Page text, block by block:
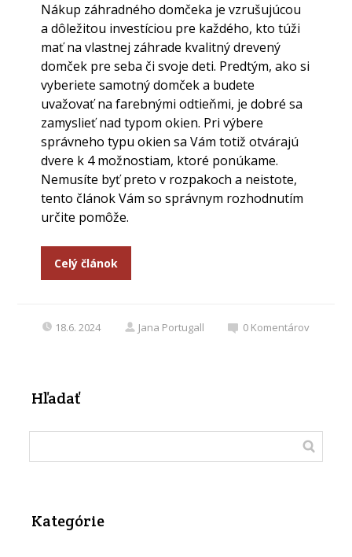
Nákup záhradného domčeka je vzrušujúcou
a dôležitou investíciou pre každého, kto túži
mať na vlastnej záhrade kvalitný drevený
domček pre seba či svoje deti. Predtým, ako si
vyberiete samotný domček a budete
uvažovať na farebnými odtieňmi, je dobré sa
zamyslieť nad typom okien. Pri výbere
správneho typu okien sa Vám totiž otvárajú
dvere k 4 možnostiam, ktoré ponúkame.
Nemusíte byť preto v rozpakoch a neistote,
tento článok Vám so správnym rozhodnutím
určite pomôže.
Celý článok
18.6. 2024 Jana Portugall 0 Komentárov
Hľadať
Kategórie